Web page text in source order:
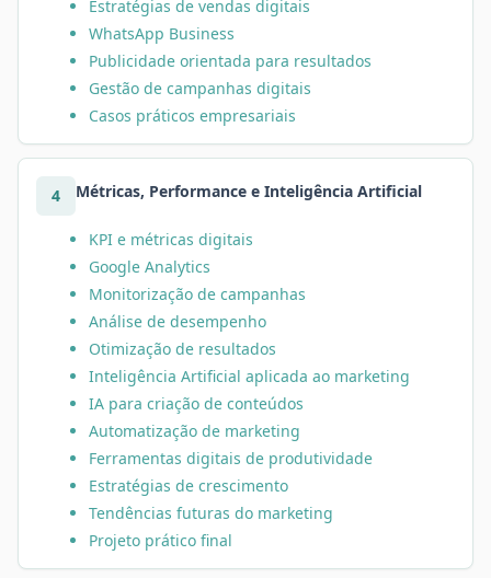
Estratégias de vendas digitais
WhatsApp Business
Publicidade orientada para resultados
Gestão de campanhas digitais
Casos práticos empresariais
4 Métricas, Performance e Inteligência Artificial
KPI e métricas digitais
Google Analytics
Monitorização de campanhas
Análise de desempenho
Otimização de resultados
Inteligência Artificial aplicada ao marketing
IA para criação de conteúdos
Automatização de marketing
Ferramentas digitais de produtividade
Estratégias de crescimento
Tendências futuras do marketing
Projeto prático final